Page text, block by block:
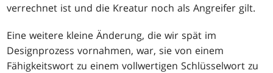
verrechnet ist und die Kreatur noch als Angreifer gilt.
Eine weitere kleine Änderung, die wir spät im
Designprozess vornahmen, war, sie von einem
Fähigkeitswort zu einem vollwertigen Schlüsselwort zu